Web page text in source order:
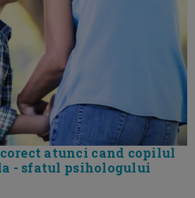
atunci cand copilul
- sfatul psihologului